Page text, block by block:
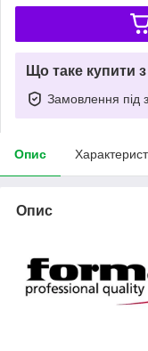
Що таке купити
Замовлення під
Опис
Опис